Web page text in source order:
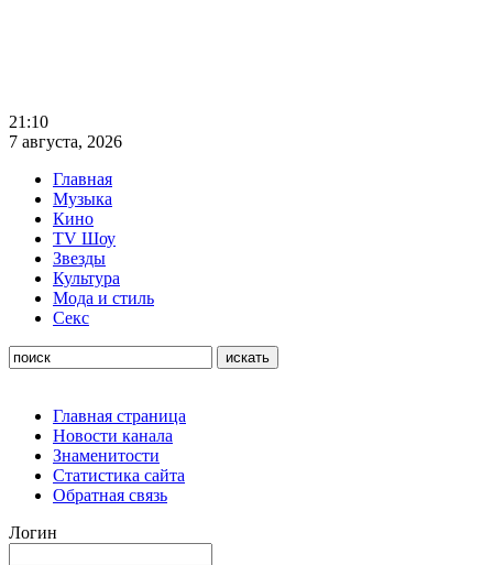
21:10
7 августа, 2026
Главная
Музыка
Кино
TV Шоу
Звезды
Культура
Мода и стиль
Секс
Главная страница
Новости канала
Знаменитости
Статистика сайта
Обратная связь
Логин